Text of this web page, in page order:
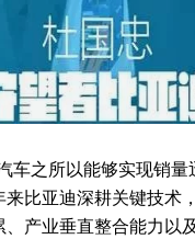
车之所以能够实现销量
来比亚迪深耕关键技术
、产业垂直整合能力以